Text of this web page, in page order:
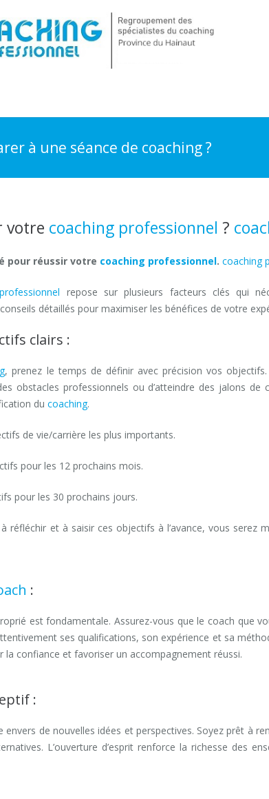
à une séance de coaching ?
votre coaching professionnel ?
pour réussir votre coaching professionnel. coaching
repose sur plusieurs facteurs clés qui
détaillés pour maximiser les bénéfices de votre
clairs :
, prenez le temps de définir avec précision vos objectifs.
obstacles professionnels ou d’atteindre des jalons
du coaching.
de vie/carrière les plus importants.
pour les 12 prochains mois.
pour les 30 prochains jours.
réfléchir et à saisir ces objectifs à l’avance, vous serez
:
est fondamentale. Assurez-vous que le coach que
ses qualifications, son expérience et sa
la confiance et favoriser un accompagnement réussi.
:
envers de nouvelles idées et perspectives. Soyez prêt à
L’ouverture d’esprit renforce la richesse des